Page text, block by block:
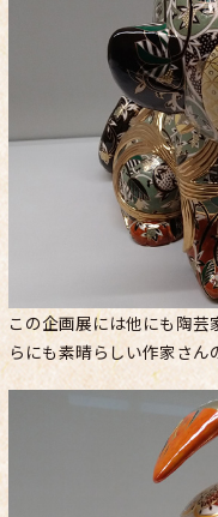
この企画展には他にも陶
らにも素晴らしい作家さん